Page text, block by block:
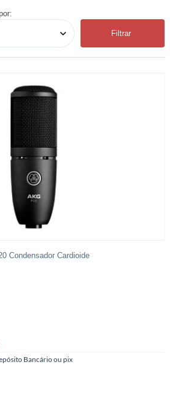
Filtrar
Condensador Cardioide
no cartão, Depósito Bancário ou pix